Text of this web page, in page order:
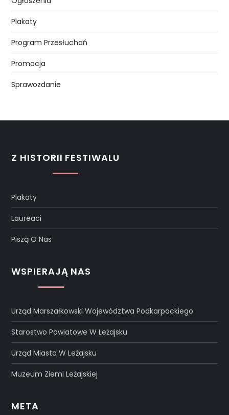
Plakaty
Program Przesłuchań
Promocja
Sprawozdanie
Z HISTORII FESTIWALU
Plakaty
Laureaci
Piszą O Nas
WSPIERAJĄ NAS
Urząd Marszałkowski Województwa Podkarpackiego
Starostwo Powiatowe W Leżajsku
Urząd Miasta W Leżajsku
Muzeum Ziemi Leżajskiej
META